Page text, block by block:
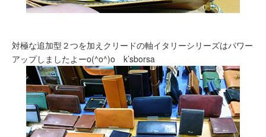
対極な追加型２つを加えクリードの軸イタリーシリーズはパワー
アップしましたよーo(^o^)o k’sborsa